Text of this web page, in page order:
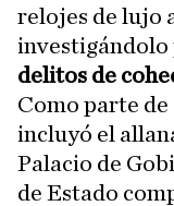
relojes de lujo
investigándolo
delitos de
Como parte
incluyó el
Palacio de
de Estado